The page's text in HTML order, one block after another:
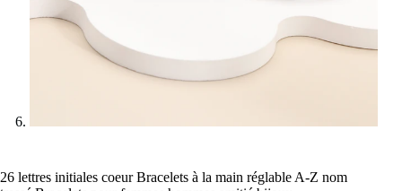
26 lettres initiales coeur Bracelets à la main réglable A-Z nom